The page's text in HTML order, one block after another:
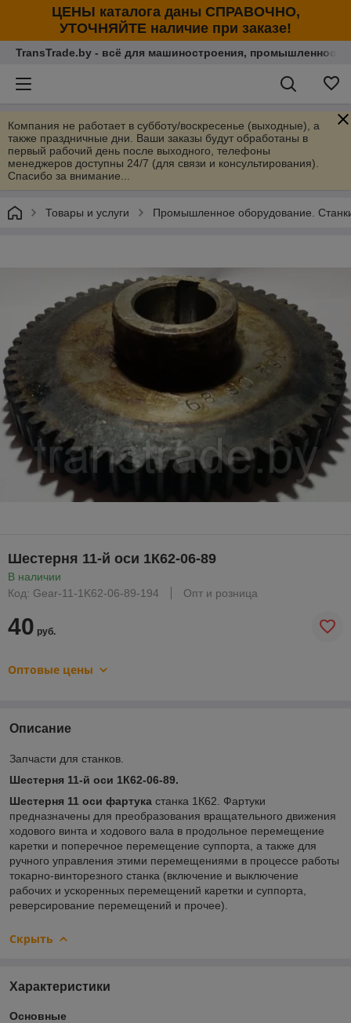
ЦЕНЫ каталога даны СПРАВОЧНО,
УТОЧНЯЙТЕ наличие при заказе!
TransTrade.by - всё для машиностроения,
Компания не работает в субботу/воскресенье (выходные), а
также праздничные дни. Ваши заказы будут обработаны в
первый рабочий день после выходного, телефоны
менеджеров доступны 24/7 (для связи и консультирования).
Спасибо за внимание...
Товары и услуги Промышленное оборудование.
Шестерня 11-й оси 1К62-06-89
В наличии
Код: Gear-11-1K62-06-89-194
Опт и розница
40 руб.
Оптовые цены
Описание
Запчасти для станков.
Шестерня 11-й оси 1К62-06-89.
Шестерня 11 оси фартука станка 1К62. Фартуки
предназначены для преобразования вращательного движения
ходового винта и ходового вала в продольное перемещение
каретки и поперечное перемещение суппорта, а также для
ручного управления этими перемещениями в процессе работы
токарно-винторезного станка (включение и выключение
рабочих и ускоренных перемещений каретки и суппорта,
реверсирование перемещений и прочее).
Скрыть
Характеристики
Основные